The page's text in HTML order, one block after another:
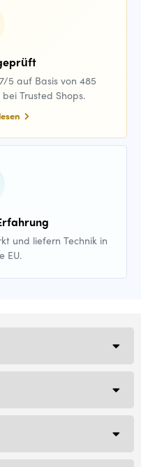
5 auf Basis von 485
Trusted Shops.
und liefern Technik in
EU.